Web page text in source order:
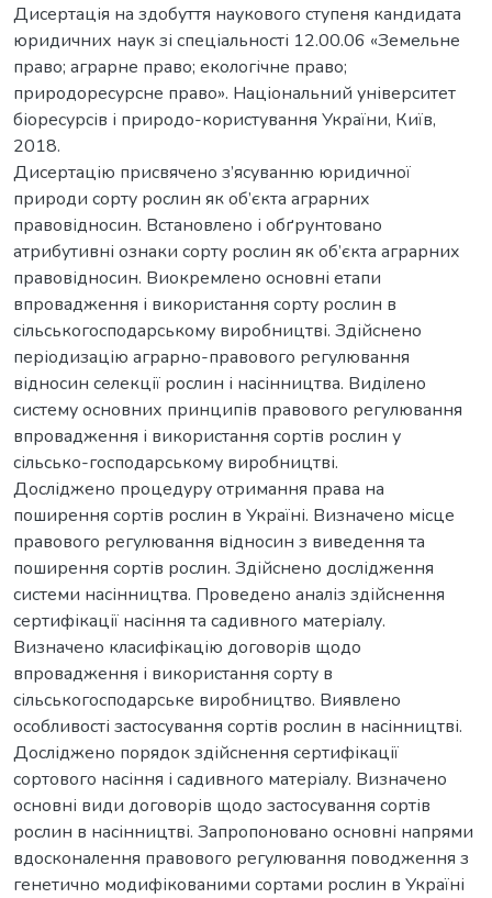
Дисертація на здобуття наукового ступеня кандидата
юридичних наук зі спеціальності 12.00.06 «Земельне
право; аграрне право; екологічне право;
природоресурсне право». Національний університет
біоресурсів і природо-користування України, Київ,
2018.
Дисертацію присвячено з’ясуванню юридичної
природи сорту рослин як об’єкта аграрних
правовідносин. Встановлено і обґрунтовано
атрибутивні ознаки сорту рослин як об’єкта аграрних
правовідносин. Виокремлено основні етапи
впровадження і використання сорту рослин в
сільськогосподарському виробництві. Здійснено
періодизацію аграрно-правового регулювання
відносин селекції рослин і насінництва. Виділено
систему основних принципів правового регулювання
впровадження і використання сортів рослин у
сільсько-господарському виробництві.
Досліджено процедуру отримання права на
поширення сортів рослин в Україні. Визначено місце
правового регулювання відносин з виведення та
поширення сортів рослин. Здійснено дослідження
системи насінництва. Проведено аналіз здійснення
сертифікації насіння та садивного матеріалу.
Визначено класифікацію договорів щодо
впровадження і використання сорту в
сільськогосподарське виробництво. Виявлено
особливості застосування сортів рослин в насінництві.
Досліджено порядок здійснення сертифікації
сортового насіння і садивного матеріалу. Визначено
основні види договорів щодо застосування сортів
рослин в насінництві. Запропоновано основні напрями
вдосконалення правового регулювання поводження з
генетично модифікованими сортами рослин в Україні